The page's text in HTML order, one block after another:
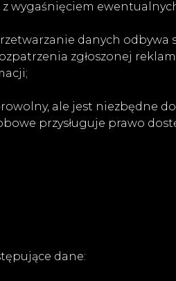
z wygaśnięciem
danych odbywa
zgłoszonej
ale jest niezbędne do
przysługuje prawo
dane: